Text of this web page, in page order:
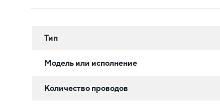
Тип
Модель или исполнение
Количество проводов